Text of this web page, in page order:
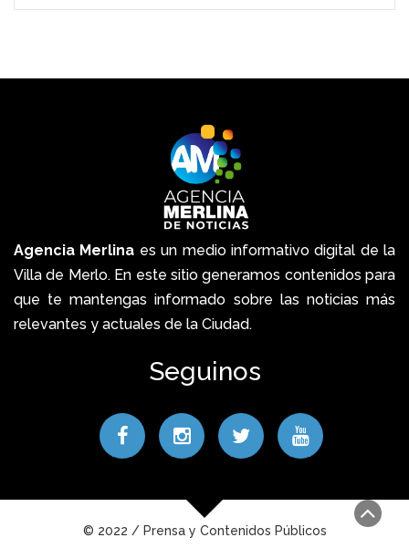
Agencia Merlina es un medio informativo digital de la
Villa de Merlo. En este sitio generamos contenidos para
que te mantengas informado sobre las noticias más
relevantes y actuales de la Ciudad.
Seguinos
© 2022 / Prensa y Contenidos Públicos